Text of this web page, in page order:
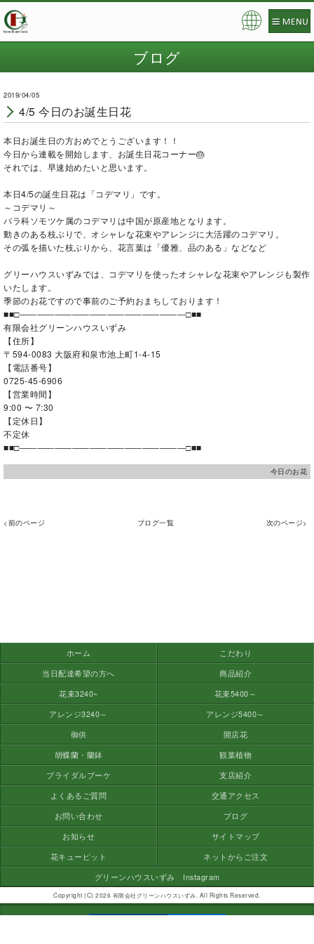
ブログ
2019/04/05
4/5 今日のお誕生日花
本日お誕生日の方おめでとうございます！！
今日から連載を開始します、お誕生日花コーナー🎂
それでは、早速始めたいと思います。
本日4/5の誕生日花は「コデマリ」です。
～コデマリ～
バラ科ソモツケ属のコデマリは中国が原産地となります。
動きのある枝ぶりで、オシャレな花束やアレンジに大活躍のコデマリ。
その弧を描いた枝ぶりから、花言葉は「優雅、品のある」などなど
グリーハウスいずみでは、コデマリを使ったオシャレな花束やアレンジも製作
いたします。
季節のお花ですので事前のご予約おまちしております！
■■□―――――――――――――――――――□■■
有限会社グリーンハウスいずみ
【住所】
〒594-0083 大阪府和泉市池上町1-4-15
【電話番号】
0725-45-6906
【営業時間】
9:00 〜 7:30
【定休日】
不定休
■■□―――――――――――――――――――□■■
今日のお花
<前のページ ブログ一覧 次のページ>
ホーム
こだわり
当日配達希望の方へ
商品紹介
花束3240~
花束5400～
アレンジ3240～
アレンジ5400～
御供
開店花
胡蝶蘭・蘭鉢
観葉植物
ブライダルブーケ
支店紹介
よくあるご質問
交通アクセス
お問い合わせ
ブログ
お知らせ
サイトマップ
花キューピット
ネットからご注文
グリーンハウスいずみ Instagram
Copyright (C) 2026 有限会社グリーンハウスいずみ. All Rights Reserved.